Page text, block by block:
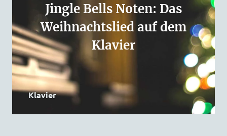
Jingle Bells Noten: Das
Weihnachtslied auf dem
Klavier
Klavier